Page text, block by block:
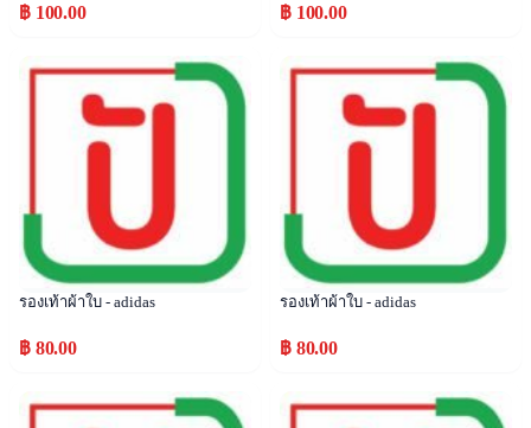
฿ 100.00 ฿ 100.00
Popular
รองเท้าผ้าใบ - adidas
฿ 80.00
Popular
รองเท้าผ้าใบ - adidas
฿ 80.00
Popular Popular